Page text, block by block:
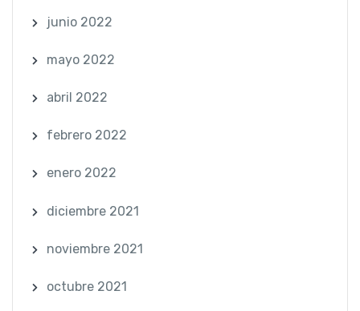
junio 2022
mayo 2022
abril 2022
febrero 2022
enero 2022
diciembre 2021
noviembre 2021
octubre 2021